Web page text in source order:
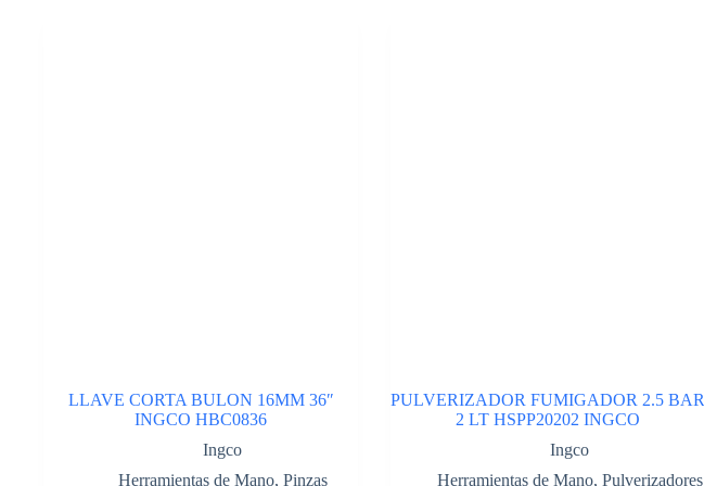
LLAVE CORTA BULON 16MM 36″
INGCO HBC0836
Ingco
Herramientas de Mano, Pinzas
PULVERIZADOR FUMIGADOR 2.5 BAR
2 LT HSPP20202 INGCO
Ingco
Herramientas de Mano, Pulverizadores